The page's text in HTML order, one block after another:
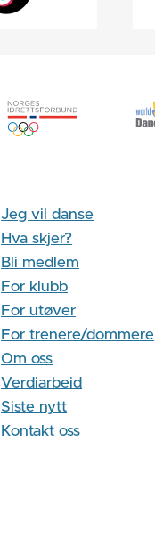
Jeg vil danse
Hva skjer?
Bli medlem
For klubb
For utøver
For trenere/dommere
Om oss
Verdiarbeid
Siste nytt
Kontakt oss